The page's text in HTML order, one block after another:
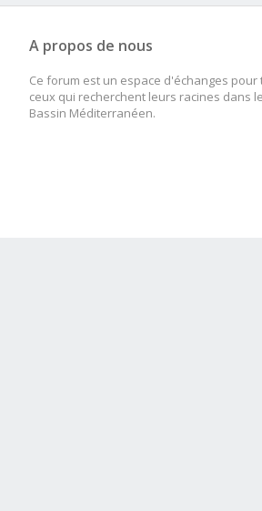
A propos de nous
Ce forum est un espace d'échanges pour
ceux qui recherchent leurs racines dans le
Bassin Méditerranéen.